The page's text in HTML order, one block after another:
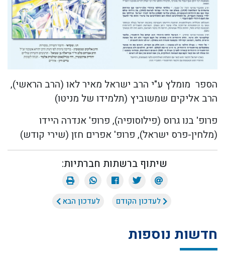
הספר מומלץ ע"י הרב ישראל מאיר לאו (הרב הראשי),
הרב אליקים שמשוביץ (תלמידו של מניטו)
פרופ' בנו גרוס (פילוסופיה), פרופ' אנדרה היידו
(מלחין-פרס ישראל), פרופ' אפרים חזן (שירי קודש)
שיתוף ברשתות חברתיות:
לעדכון הקודם לעדכון הבא
חדשות נוספות